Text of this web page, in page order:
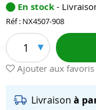
En stock -
Réf : NX4507-908
1
Ajouter aux favoris
Livraison à